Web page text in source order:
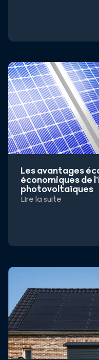
Les avantages
économiques de
photovoltaïques
Lire la suite